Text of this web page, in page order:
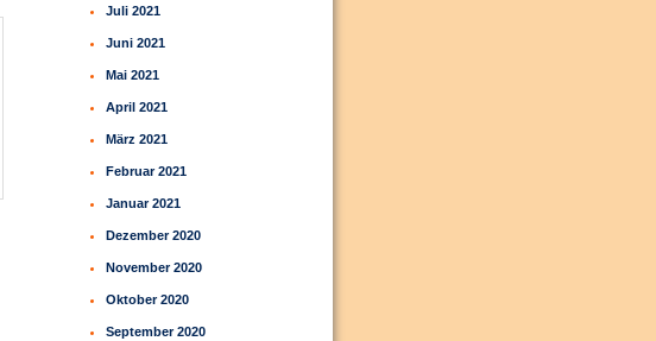
Juli 2021
Juni 2021
Mai 2021
April 2021
März 2021
Februar 2021
Januar 2021
Dezember 2020
November 2020
Oktober 2020
September 2020